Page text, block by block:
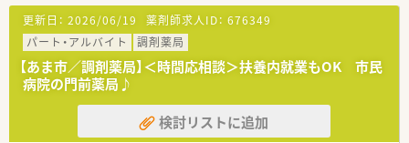
更新日： 2026/06/19 薬剤師求人ID： 676349
パート・アルバイト
調剤薬局
【あま市／調剤薬局】＜時間応相談＞扶養内就業もOK 市民
病院の門前薬局♪
検討リストに追加